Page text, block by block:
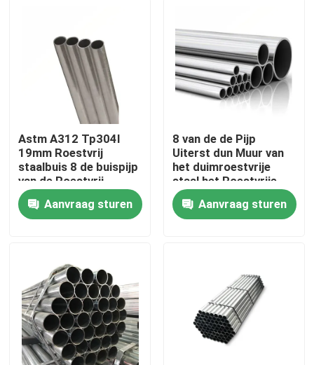
video's
Over ons
Fabriekstocht
Kwaliteitscontrole
Nieuws
Vraag een offerte
De Bladen van de roestvrij staalplaat
Astm A312 Tp304l
19mm Roestvrij
staalbuis 8 de buispijp
van de Roestvrij
staalpijp Tp347h
Aanvraag sturen
8 van de de Pijp
Uiterst dun Muur van
het duimroestvrije
staal het Roestvrije
staalbuizenstelsel
Aanvraag sturen